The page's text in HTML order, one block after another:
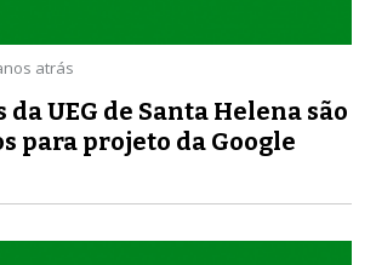
atrás
UEG de Santa Helena são
para projeto da Google